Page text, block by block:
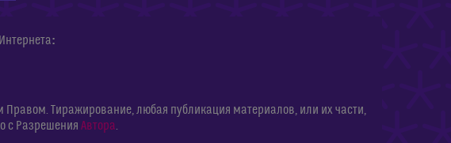
:
Тиражирование, любая публикация материалов, или их части,
с Разрешения Автора.